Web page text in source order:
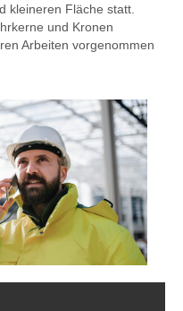
kleineren Fläche statt.
und Kronen
Arbeiten vorgenommen